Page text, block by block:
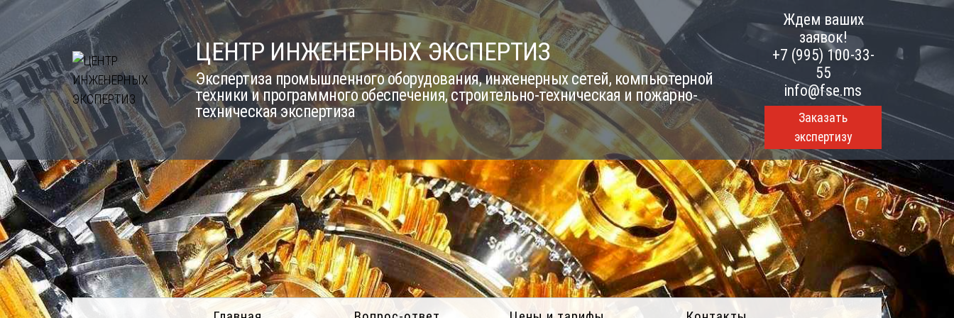
Skip
content
ЦЕНТР ИНЖЕНЕРНЫХ ЭКСПЕРТИЗ
Экспертиза промышленного оборудования, инженерных сетей, компьютерной
техники и программного обеспечения, строительно-техническая и пожарно-
техническая экспертиза
Ждем ваших
заявок!
+7 (995) 100-33-
55
info@fse.ms
Заказать
экспертизу